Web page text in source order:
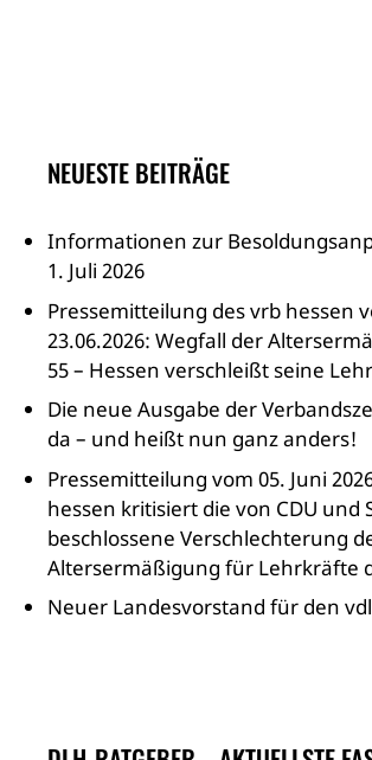
NEUESTE BEITRÄGE
Informationen zur
1. Juli 2026
Pressemitteilung des vrb hessen
23.06.2026: Wegfall der
55 – Hessen verschleißt seine
Die neue Ausgabe der
da – und heißt nun ganz anders!
Pressemitteilung vom 05. Juni
hessen kritisiert die von CDU und
beschlossene Verschlechterung
Altersermäßigung für Lehrkräfte
Neuer Landesvorstand für den